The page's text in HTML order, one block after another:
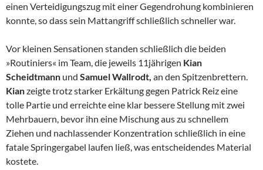
einen Verteidigungszug mit einer Gegendrohung kombinieren
konnte, so dass sein Mattangriff schließlich schneller war.
Vor kleinen Sensationen standen schließlich die beiden
»Routiniers« im Team, die jeweils 11jährigen Kian
Scheidtmann und SamuelWallrodt, an den Spitzenbrettern.
Kianzeigte trotz starker Erkältung gegen Patrick Reiz eine
tolle Partie und erreichte eine klar bessere Stellung mit zwei
Mehrbauern, bevor ihn eine Mischung aus zu schnellem
Ziehen und nachlassender Konzentration schließlich in eine
fatale Springergabel laufen ließ, was entscheidendes Material
kostete.